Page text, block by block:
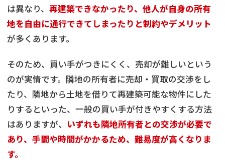
借地 不動産リースバック
任意売却
アンケート調査
は異なり、 再建築できなかったり、他人が自身の所有
地を自由に通行できてしまったりと制約やデメリット
が多くあります。
そのため、買い手がつきにくく、売却が難しいという
のが実情です。隣地の所有者に売却・買取の交渉をし
たり、隣地から土地を借りて再建築可能な物件にした
りするといった、一般の買い手が付きやすくする方法
はありますが、 いずれも隣地所有者との交渉が必要で
あり、手間や時間がかかるため、難易度が高くなりま
す。